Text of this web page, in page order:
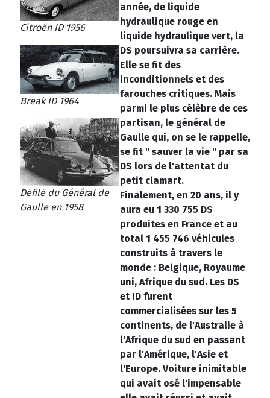
Citroën ID 1956
Break ID 1964
Défilé du Général de
Gaulle en 1958
année, de liquide
hydraulique rouge en
liquide hydraulique vert, la
DS poursuivra sa carrière.
Elle se fit des
inconditionnels et des
farouches critiques. Mais
parmi le plus célèbre de ces
partisan, le général de
Gaulle qui, on se le rappelle,
se fit " sauver la vie " par sa
DS lors de l'attentat du
petit clamart.
Finalement, en 20 ans, il y
aura eu 1 330 755 DS
produites en France et au
total 1 455 746 véhicules
construits à travers le
monde : Belgique, Royaume
uni, Afrique du sud. Les DS
et ID furent
commercialisées sur les 5
continents, de l'Australie à
l'Afrique du sud en passant
par l'Amérique, l'Asie et
l'Europe. Voiture inimitable
qui avait osé l'impensable